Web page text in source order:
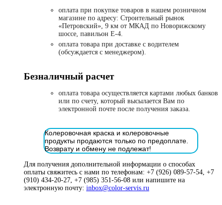
оплата при покупке товаров в нашем розничном
магазине по адресу: Строительный рынок
«Петровский», 9 км от МКАД по Новорижскому
шоссе, павильон Е-4.
оплата товара при доставке с водителем
(обсуждается с менеджером).
Безналичный расчет
оплата товара осуществляется картами любых банков
или по счету, который высылается Вам по
электронной почте после получения заказа.
Колеровочная краска и колеровочные
продукты продаются только по предоплате.
Возврату и обмену не подлежат!
Для получения дополнительной информации о способах
оплаты свяжитесь с нами по телефонам: +7 (926) 089-57-54, +7
(910) 434-20-27, +7 (985) 351-56-08 или напишите на
электронную почту: inbox@color-servis.ru